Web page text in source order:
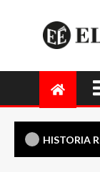
HISTORIA